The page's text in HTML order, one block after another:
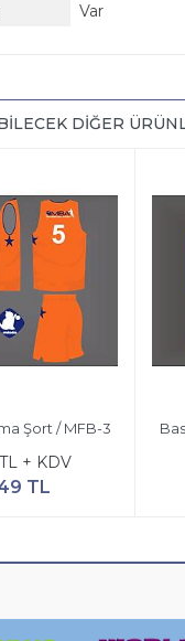
Var
DIĞER
Şort / MFB-3
+ KDV
TL